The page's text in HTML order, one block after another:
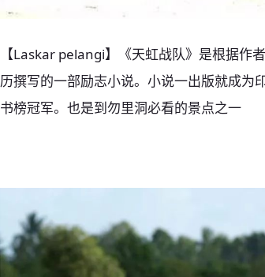
【Laskar pelangi】《天虹战队》是根据作
历撰写的一部励志小说。小说一出版就成为
书榜冠军。也是到勿里洞必看的景点之一